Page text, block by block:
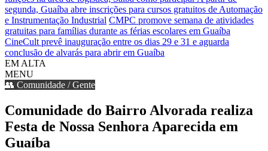
segunda, Guaíba abre inscrições para cursos gratuitos de Automação
e Instrumentação Industrial CMPC promove semana de atividades
gratuitas para famílias durante as férias escolares em Guaíba
CineCult prevê inauguração entre os dias 29 e 31 e aguarda
conclusão de alvarás para abrir em Guaíba
EM ALTA
MENU
👥 Comunidade / Gente
Comunidade do Bairro Alvorada realiza
Festa de Nossa Senhora Aparecida em
Guaíba